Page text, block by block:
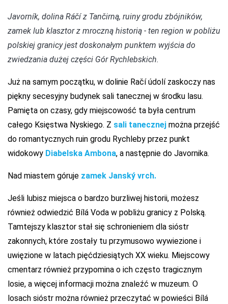
Javorník, dolina Ráčí z Tančirną, ruiny grodu zbójników,
zamek lub klasztor z mroczną historią - ten region w pobliżu
polskiej granicy jest doskonałym punktem wyjścia do
zwiedzania dużej części Gór Rychlebskich.
Już na samym początku, w dolinie Račí údolí zaskoczy nas
piękny secesyjny budynek sali tanecznej w środku lasu.
Pamięta on czasy, gdy miejscowość ta była centrum
całego Księstwa Nyskiego. Z sali tanecznej można przejść
do romantycznych ruin grodu Rychleby przez punkt
widokowy Diabelska Ambona, a następnie do Javornika.
Nad miastem góruje zamek Janský vrch.
Jeśli lubisz miejsca o bardzo burzliwej historii, możesz
również odwiedzić Bílá Voda w pobliżu granicy z Polską.
Tamtejszy klasztor stał się schronieniem dla sióstr
zakonnych, które zostały tu przymusowo wywiezione i
uwięzione w latach pięćdziesiątych XX wieku. Miejscowy
cmentarz również przypomina o ich często tragicznym
losie, a więcej informacji można znaleźć w muzeum. O
losach sióstr można również przeczytać w powieści Bílá